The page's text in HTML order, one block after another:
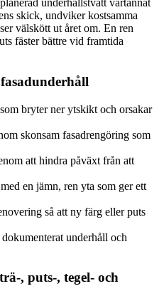
underhållstvätt vartannat
skick, undviker kostsamma
välskött ut året om. En ren
fäster bättre vid framtida
bryter ner ytskikt och orsakar
skonsam fasadrengöring som
att hindra påväxt från att
en jämn, ren yta som ger ett
så att ny färg eller puts
underhåll och
, puts-, tegel- och